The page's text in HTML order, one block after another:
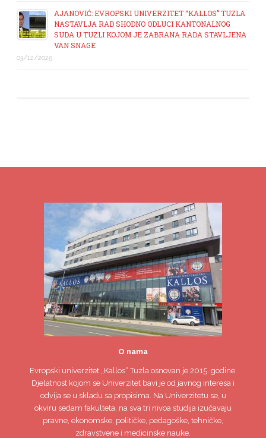
AJANOVIĆ: EVROPSKI UNIVERZITET “KALLOS” TUZLA
NASTAVLJA RAD SHODNO ODLUCI KANTONALNOG
SUDA U TUZLI KOJOM JE ZABRANA RADA STAVLJENA
VAN SNAGE
03/12/2025
O nama
Evropski univerzitet„Kallos“ Tuzla osnovan je 2015. godine.
Djelatnost kojom se Univerzitet bavi je od javnog interesa i
odvija se u skladu sa propisima. Na Univerzitetu se, u
okviru sedam fakulteta, na sva tri nivoa studija izučavaju
pravne, ekonomske, političke, pedagoške, tehničke,
zdravstvene i medicinske nauke.